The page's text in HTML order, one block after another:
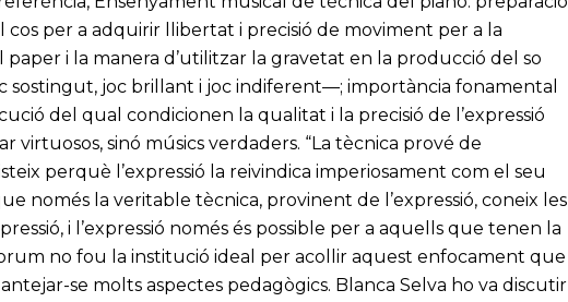
cos per a adquirir llibertat i precisió de moviment per a la
i la manera d’utilitzar la gravetat en la producció del so
sostingut, joc brillant i joc indiferent—; importància fonamental
del qual condicionen la qualitat i la precisió de l’expressió
virtuosos, sinó músics verdaders. “La tècnica prové de
perquè l’expressió la reivindica imperiosament com el seu
només la veritable tècnica, provinent de l’expressió, coneix les
i l’expressió només és possible per a aquells que tenen la
no fou la institució ideal per acollir aquest enfocament que
se molts aspectes pedagògics. Blanca Selva ho va discutir